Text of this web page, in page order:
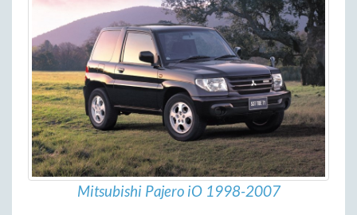
Mitsubishi Pajero iO 1998-2007